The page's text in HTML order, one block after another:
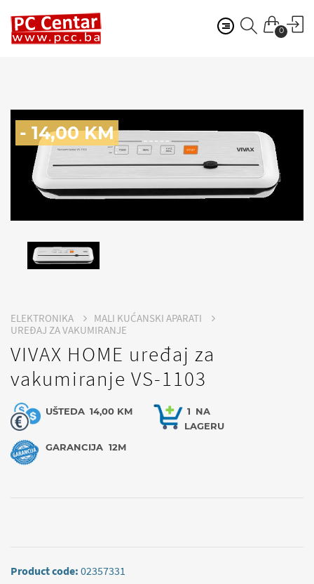
0
- 14,00 KM
ELEKTRONIKA
MALI KUĆANSKI APARATI
UREĐAJ ZA VAKUMIRANJE
VIVAX HOME uređaj za
vakumiranje VS-1103
UŠTEDA 14,00 KM 1 NA
LAGERU
GARANCIJA 12M
Product code: 02357331